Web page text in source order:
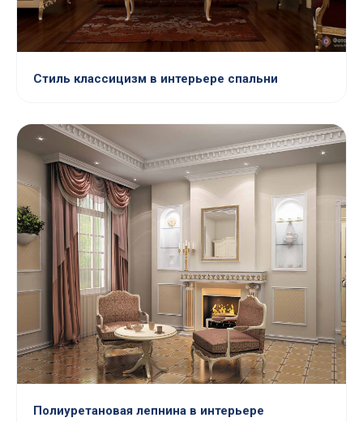
Стиль классицизм в интерьере спальни
Полиуретановая лепнина в интерьере